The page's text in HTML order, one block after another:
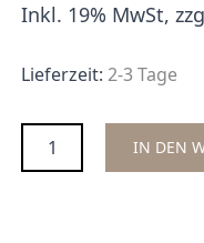
Inkl. 19% MwSt,
Lieferzeit: 2-3 Tage
Menge IN DEN